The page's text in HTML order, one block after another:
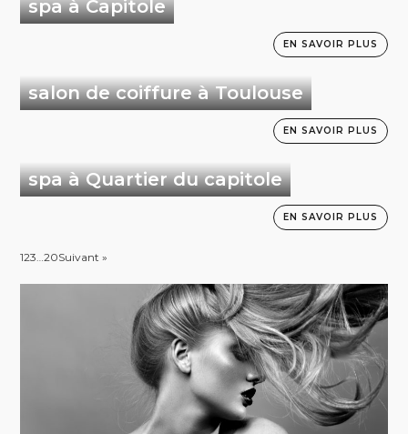
spa à Capitole
EN SAVOIR PLUS
salon de coiffure à Toulouse
EN SAVOIR PLUS
spa à Quartier du capitole
EN SAVOIR PLUS
123 …20Suivant »